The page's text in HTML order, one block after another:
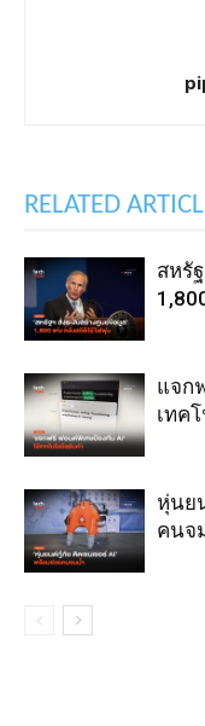
RELATED
สหรั
แจก
เทค
หุ่นย
คนจ